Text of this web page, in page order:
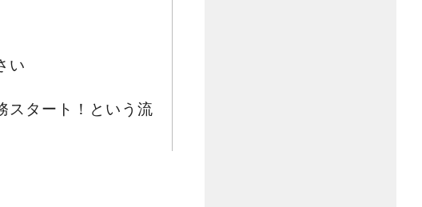
い
タート！​という流